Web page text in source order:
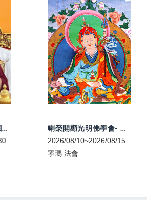
喇榮開顯光明佛學會- 中元除障超度大法會
2026/08/10~2026/08/15